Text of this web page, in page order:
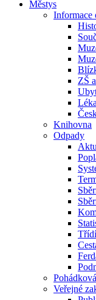
Městys
Informace
ZŠ
Knihovna
Odpady
Veřejné